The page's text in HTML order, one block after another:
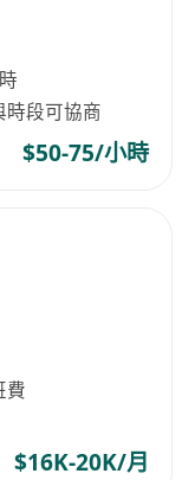
時段可協商
$50-75/小時
費
$16K-20K/月